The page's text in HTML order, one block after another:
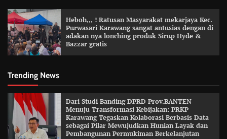
Heboh,,, ! Ratusan Masyarakat mekarjaya Kec.
Purwasari Karawang sangat antusias dengan di
adakan nya lonching produk Sirup Hyde &
Bazzar gratis
Trending News
Dari Studi Banding DPRD Prov.BANTEN
Menuju Transformasi Kebijakan: PRKP
Karawang Tegaskan Kolaborasi Berbasis Data
sebagai Pilar Mewujudkan Hunian Layak dan
Pembangunan Permukiman Berkelanjutan